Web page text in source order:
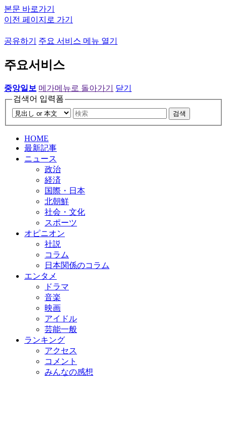
본문 바로가기
이전 페이지로 가기
공유하기 주요 서비스 메뉴 열기
주요서비스
중앙일보 메가메뉴로 돌아가기
닫기
검색어 입력폼
검색
HOME
最新記事
ニュース
政治
経済
国際・日本
北朝鮮
社会・文化
スポーツ
オピニオン
社説
コラム
日本関係のコラム
エンタメ
ドラマ
音楽
映画
アイドル
芸能一般
ランキング
アクセス
コメント
みんなの感想